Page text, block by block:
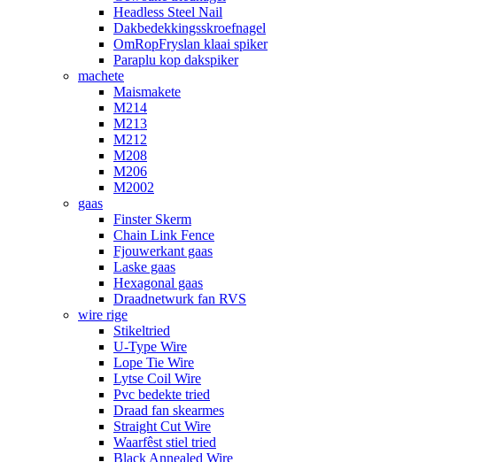
Headless Steel Nail
Dakbedekkingsskroefnagel
OmRopFryslan klaai spiker
Paraplu kop dakspiker
machete
Maismakete
M214
M213
M212
M208
M206
M2002
gaas
Finster Skerm
Chain Link Fence
Fjouwerkant gaas
Laske gaas
Hexagonal gaas
Draadnetwurk fan RVS
wire rige
Stikeltried
U-Type Wire
Lope Tie Wire
Lytse Coil Wire
Pvc bedekte tried
Draad fan skearmes
Straight Cut Wire
Waarfêst stiel tried
Black Annealed Wire